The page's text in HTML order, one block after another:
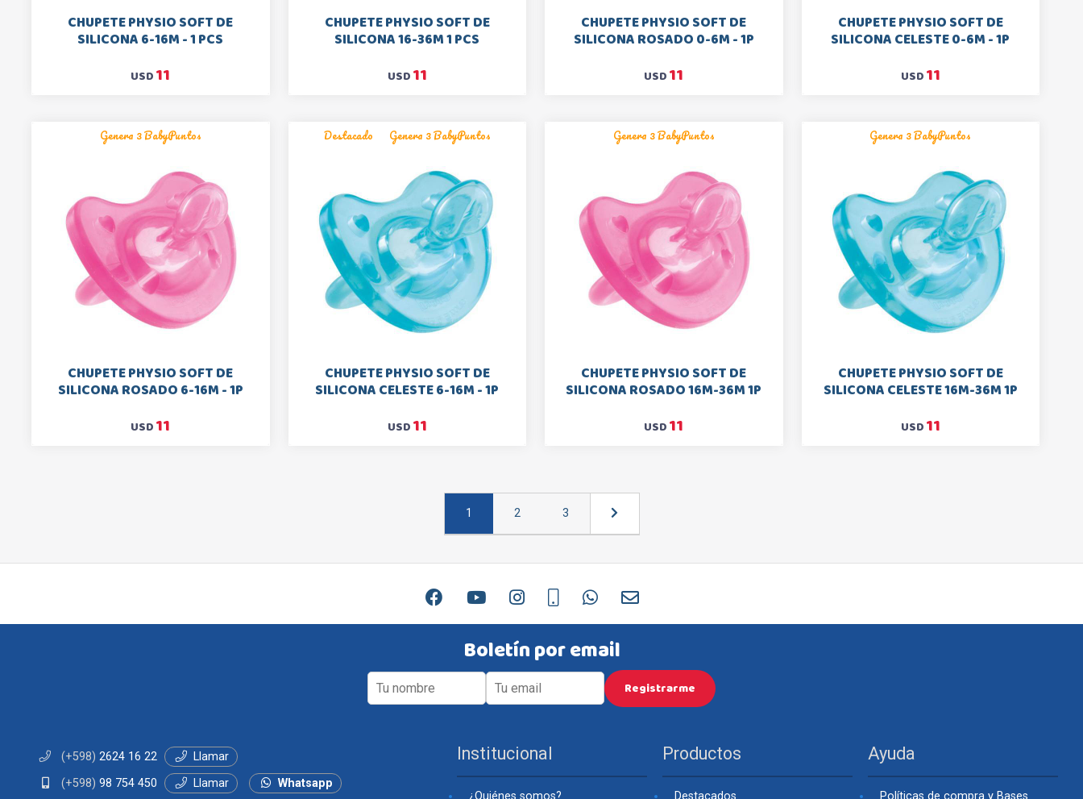
CHUPETE PHYSIO SOFT DE
SILICONA 6-16M - 1 PCS
USD11
CHUPETE PHYSIO SOFT DE
SILICONA 16-36M 1 PCS
USD11
CHUPETE PHYSIO SOFT DE
SILICONA ROSADO 0-6M - 1P
USD11
CHUPETE PHYSIO SOFT DE
SILICONA CELESTE 0-6M - 1P
USD11
Genera 3 BabyPuntos
CHUPETE PHYSIO SOFT DE
SILICONA ROSADO 6-16M - 1P
USD11
Destacado Genera 3 BabyPuntos
CHUPETE PHYSIO SOFT DE
SILICONA CELESTE 6-16M - 1P
USD11
Genera 3 BabyPuntos
CHUPETE PHYSIO SOFT DE
SILICONA ROSADO 16M-36M 1P
USD11
Genera 3 BabyPuntos
CHUPETE PHYSIO SOFT DE
SILICONA CELESTE 16M-36M 1P
USD11
1 2 3
Boletín por email
(+598) 2624 16 22
Llamar
(+598) 98 754 450 Llamar
Whatsapp
Institucional
¿Quiénes somos?
Productos
Destacados
Ayuda
Políticas de compra y Bases